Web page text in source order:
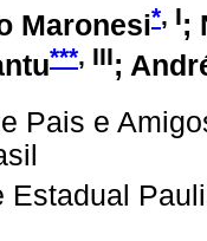
Maronesi*, I;
***, III;
Pais e
Estadual